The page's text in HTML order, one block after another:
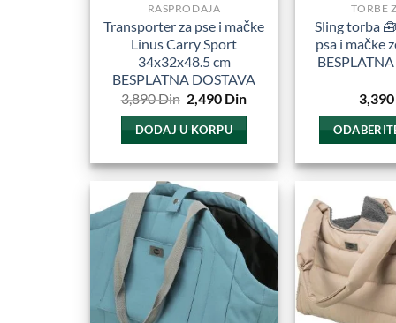
RASPRODAJA
Transporter za pse i mačke
Linus Carry Sport
34x32x48.5 cm
BESPLATNA DOSTAVA
3,890Din Originalna
cena
je
bila:
Din.
2,490 DinTrenutna
DODAJ U KORPU
TORBE
Sling torba
psa i mačke
3,390
Dodajte
u
Omiljene